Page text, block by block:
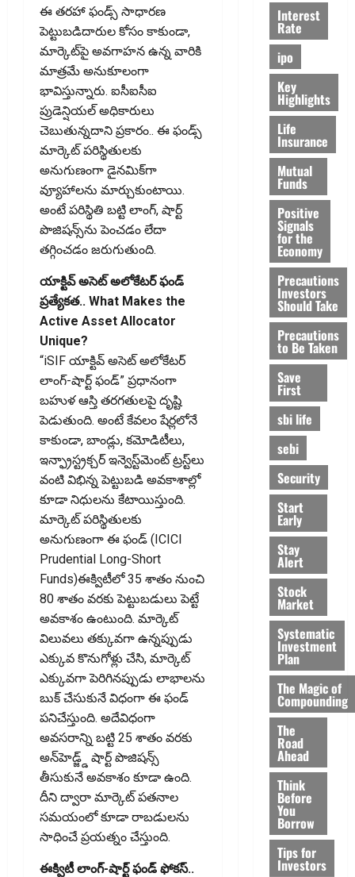
ఈ తరహా ఫండ్స్‌ సాధారణ
పెట్టుబడిదారుల కోసం కాకుండా,
మార్కెట్‌పై అవగాహన ఉన్న వారికి
మాత్రమే అనుకూలంగా
భావిస్తున్నారు. ఐసీఐసీఐ
ప్రుడెన్షియల్‌ అధికారులు
చెబుతున్నదాని ప్రకారం.. ఈ ఫండ్స్‌
మార్కెట్‌ పరిస్థితులకు
అనుగుణంగా డైనమిక్‌గా
వ్యూహాలను మార్చుకుంటాయి.
అంటే పరిస్థితి బట్టి లాంగ్‌, షార్ట్‌
పొజిషన్స్‌ను పెంచడం లేదా
తగ్గించడం జరుగుతుంది.
యాక్టివ్ అసెట్ అలోకేటర్ ఫండ్
ప్రత్యేకత.. What Makes the
Active Asset Allocator
Unique?
“iSIF యాక్టివ్ అసెట్ అలోకేటర్
లాంగ్-షార్ట్ ఫండ్” ప్రధానంగా
బహుళ ఆస్తి తరగతులపై దృష్టి
పెడుతుంది. అంటే కేవలం షేర్లలోనే
కాకుండా, బాండ్లు, కమోడిటీలు,
ఇన్ఫ్రాస్ట్రక్చర్‌ ఇన్వెస్ట్‌మెంట్ ట్రస్ట్‌లు
వంటి విభిన్న పెట్టుబడి అవకాశాల్లో
కూడా నిధులను కేటాయిస్తుంది.
మార్కెట్‌ పరిస్థితులకు
అనుగుణంగా ఈ ఫండ్‌ (ICICI
Prudential Long-Short
Funds)ఈక్విటీలో 35 శాతం నుంచి
80 శాతం వరకు పెట్టుబడులు పెట్టే
అవకాశం ఉంటుంది. మార్కెట్‌
విలువలు తక్కువగా ఉన్నప్పుడు
ఎక్కువ కొనుగోళ్లు చేసి, మార్కెట్‌
ఎక్కువగా పెరిగినప్పుడు లాభాలను
బుక్‌ చేసుకునే విధంగా ఈ ఫండ్‌
పనిచేస్తుంది. అదేవిధంగా
అవసరాన్ని బట్టి 25 శాతం వరకు
అన్‌హెడ్జ్డ్‌ షార్ట్‌ పొజిషన్స్‌
తీసుకునే అవకాశం కూడా ఉంది.
దీని ద్వారా మార్కెట్‌ పతనాల
సమయంలో కూడా రాబడులను
సాధించే ప్రయత్నం చేస్తుంది.
ఈక్విటీ లాంగ్-షార్ట్ ఫండ్ ఫోకస్..
Interest
Rate
ipo
Key
Highlights
Life
Insurance
Mutual
Funds
Positive
Signals
for the
Economy
Precautions
Investors
Should Take
Precautions
to Be Taken
Save
First
sbi life
sebi
Security
Start
Early
Stay
Alert
Stock
Market
Systematic
Investment
Plan
The Magic of
Compounding
The
Road
Ahead
Think
Before
You
Borrow
Tips for
Investors